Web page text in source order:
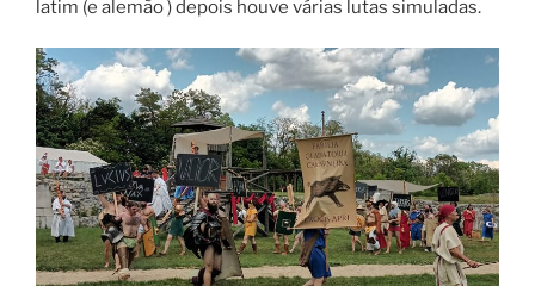
latim (e alemão ) depois houve várias lutas simuladas.